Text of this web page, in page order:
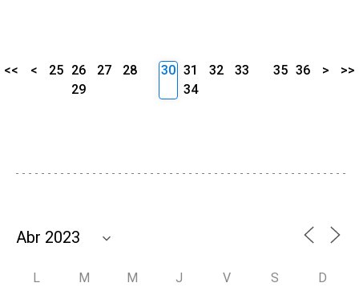
<< < 25 26 27
28
29
30 31 32
33
34
35 36 > >>
L M M J V S D